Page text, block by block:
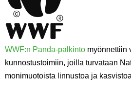
WWF:n Panda-palkinto myönnettiin
kunnostustoimiin, joilla turvataan
monimuotoista linnustoa ja